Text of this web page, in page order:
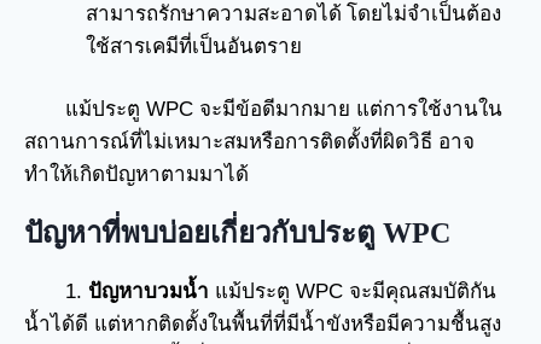
สามารถรักษาความสะอาดได้ โดยไม่จำเป็นต้อง
ใช้สารเคมีที่เป็นอันตราย
แม้ประตู WPC จะมีข้อดีมากมาย แต่การใช้งานใน
สถานการณ์ที่ไม่เหมาะสมหรือการติดตั้งที่ผิดวิธี อาจ
ทำให้เกิดปัญหาตามมาได้
ปัญหาที่พบบ่อยเกี่ยวกับประตู WPC
1. ปัญหาบวมน้ำ แม้ประตู WPC จะมีคุณสมบัติกัน
น้ำได้ดี แต่หากติดตั้งในพื้นที่ที่มีน้ำขังหรือมีความชื้นสูง